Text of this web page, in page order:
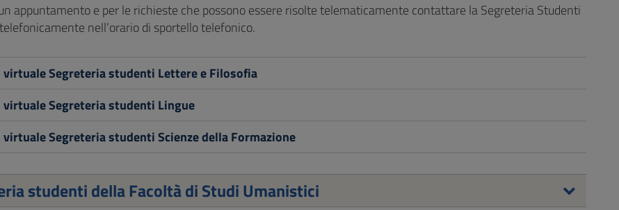
appuntamento e per le richieste che possono essere risolte telematicamente contattare la Segreteria Studenti
nell’orario di sportello telefonico.
Segreteria studenti Lettere e Filosofia
Segreteria studenti Lingue
Segreteria studenti Scienze della Formazione
studenti della Facoltà di Studi Umanistici